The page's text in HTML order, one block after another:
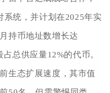
系统，并计划在2025年实
持币地址数增长达
总供应量12%的代币。
生态扩展速度，其市值